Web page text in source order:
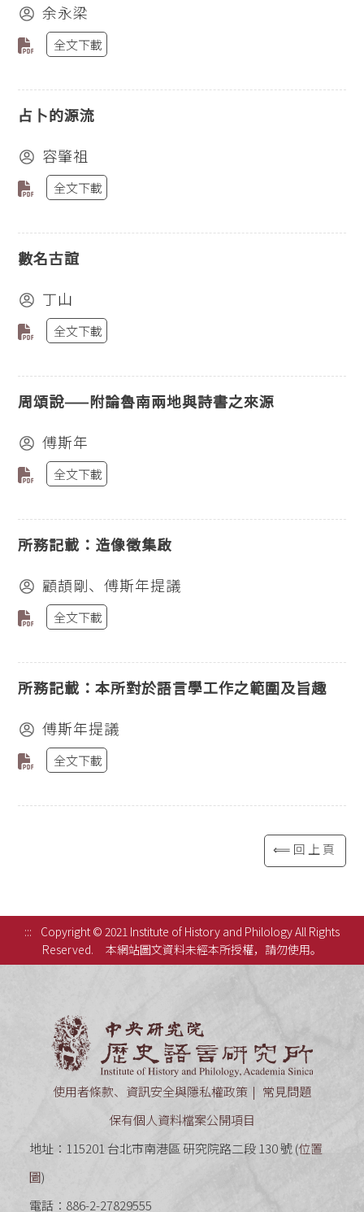
余永梁
全文下載
占卜的源流
容肇祖
全文下載
數名古誼
丁山
全文下載
周頌說——附論魯南兩地與詩書之來源
傅斯年
全文下載
所務記載：造像徵集啟
顧頡剛、傅斯年提議
全文下載
所務記載：本所對於語言學工作之範圍及旨趣
傅斯年提議
全文下載
⟸回上頁
:::
Copyright © 2021 Institute of History and Philology All Rights
Reserved.
本網站圖文資料未經本所授權，請勿使用。
使用者條款、資訊安全與隱私權政策
常見問題
保有個人資料檔案公開項目
地址：115201 台北市南港區 研究院路二段 130 號 (位置
圖)
電話：886-2-27829555